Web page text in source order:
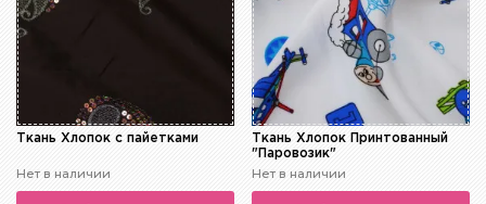
Ткань Хлопок с пайетками
Нет в наличии
Ткань Хлопок Принтованный
"Паровозик"
Нет в наличии